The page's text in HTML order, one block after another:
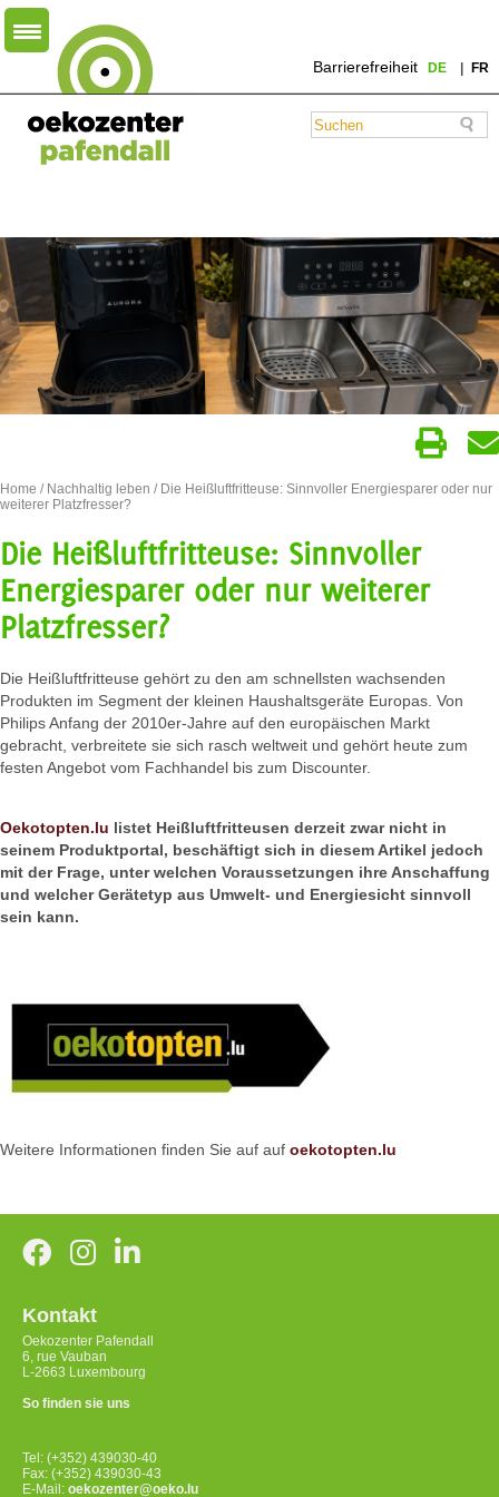
Barrierefreiheit DE FR
Home / Nachhaltig leben / Die Heißluftfritteuse: Sinnvoller Energiesparer oder nur
weiterer Platzfresser?
Die Heißluftfritteuse: Sinnvoller
Energiesparer oder nur weiterer
Platzfresser?
Die Heißluftfritteuse gehört zu den am schnellsten wachsenden
Produkten im Segment der kleinen Haushaltsgeräte Europas. Von
Philips Anfang der 2010er-Jahre auf den europäischen Markt
gebracht, verbreitete sie sich rasch weltweit und gehört heute zum
festen Angebot vom Fachhandel bis zum Discounter.
Oekotopten.lu listet Heißluftfritteusen derzeit zwar nicht in
seinem Produktportal, beschäftigt sich in diesem Artikel jedoch
mit der Frage, unter welchen Voraussetzungen ihre Anschaffung
und welcher Gerätetyp aus Umwelt- und Energiesicht sinnvoll
sein kann.
Weitere Informationen finden Sie auf auf oekotopten.lu
Kontakt
Oekozenter Pafendall
6, rue Vauban
L-2663 Luxembourg
So finden sie uns
Tel: (+352) 439030-40
Fax: (+352) 439030-43
E-Mail: oekozenter@oeko.lu